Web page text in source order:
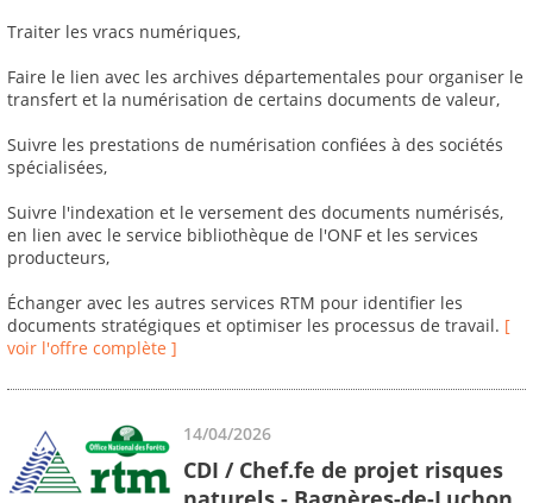
Traiter les vracs numériques,
Faire le lien avec les archives départementales pour organiser le
transfert et la numérisation de certains documents de valeur,
Suivre les prestations de numérisation confiées à des sociétés
spécialisées,
Suivre l'indexation et le versement des documents numérisés,
en lien avec le service bibliothèque de l'ONF et les services
producteurs,
Échanger avec les autres services RTM pour identifier les
documents stratégiques et optimiser les processus de travail. [
voir l'offre complète ]
14/04/2026
CDI / Chef.fe de projet risques